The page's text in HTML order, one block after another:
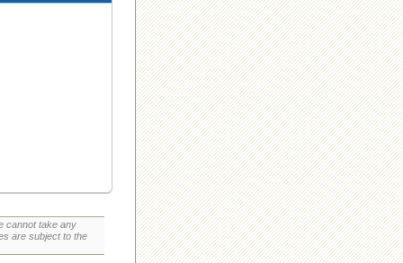
cannot take any
are subject to the